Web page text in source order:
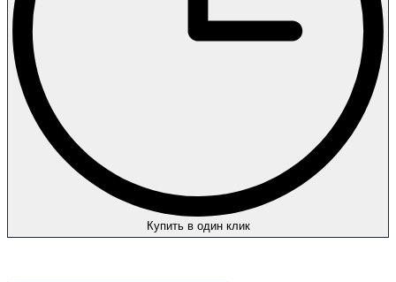
Купить в один клик